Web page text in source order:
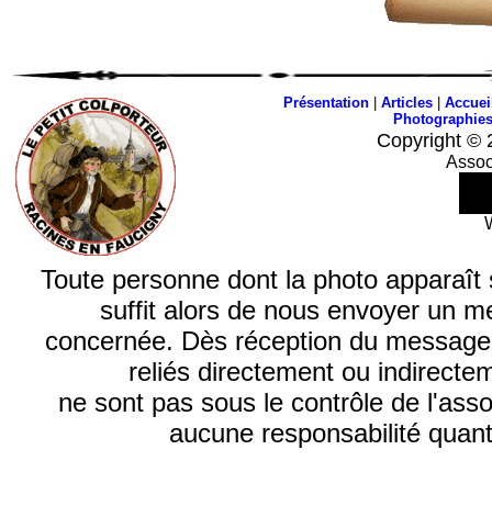
Présentation| Articles|
Photographies
Copyright ©
Toute personne dont la photo
suffit alors de nous envoyer un
concernée. Dès réception du
reliés directement ou
ne sont pas sous le contrôle de
aucune responsabilité